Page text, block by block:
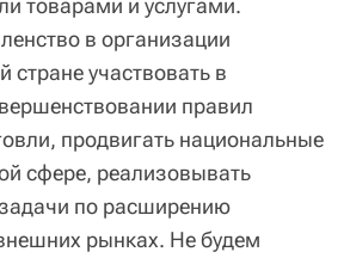
в организации
стране участвовать в
правил
продвигать национальные
сфере, реализовывать
по расширению
рынках. Не будем